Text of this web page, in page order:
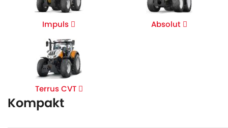
Impuls Absolut
Terrus CVT
Kompakt